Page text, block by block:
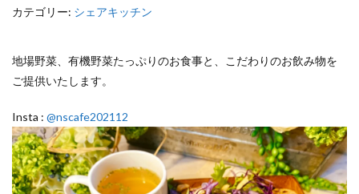
カテゴリー: シェアキッチン
地場野菜、有機野菜たっぷりのお食事と、こだわりのお飲み物を
ご提供いたします。
Insta : @nscafe202112